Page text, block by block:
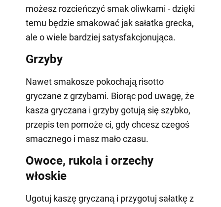
możesz rozcieńczyć smak oliwkami - dzięki
temu będzie smakować jak sałatka grecka,
ale o wiele bardziej satysfakcjonująca.
Grzyby
Nawet smakosze pokochają risotto
gryczane z grzybami. Biorąc pod uwagę, że
kasza gryczana i grzyby gotują się szybko,
przepis ten pomoże ci, gdy chcesz czegoś
smacznego i masz mało czasu.
Owoce, rukola i orzechy
włoskie
Ugotuj kaszę gryczaną i przygotuj sałatkę z